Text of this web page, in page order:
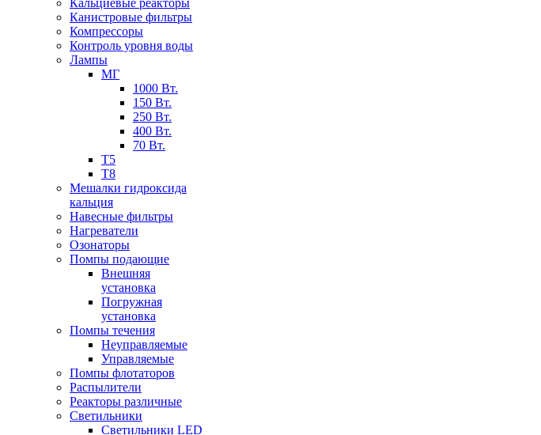
Кальциевые реакторы
Канистровые фильтры
Компрессоры
Контроль уровня воды
Лампы
МГ
1000 Вт.
150 Вт.
250 Вт.
400 Вт.
70 Вт.
Т5
Т8
Мешалки гидроксида
кальция
Навесные фильтры
Нагреватели
Озонаторы
Помпы подающие
Внешняя
установка
Погружная
установка
Помпы течения
Неуправляемые
Управляемые
Помпы флотаторов
Распылители
Реакторы различные
Светильники
Светильники LED